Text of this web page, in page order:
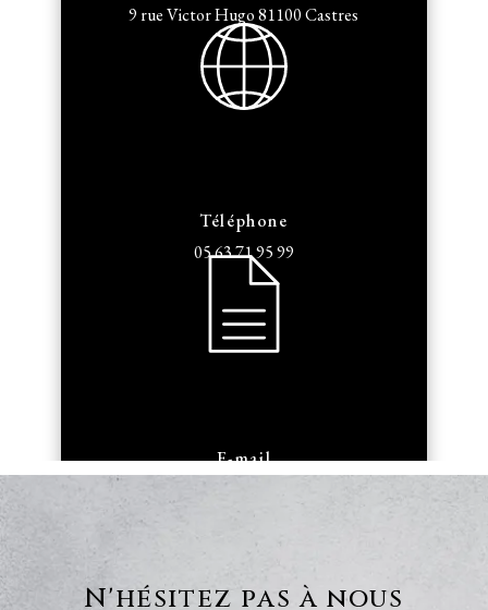
9 rue Victor Hugo 81100 Castres
Téléphone
05 63 71 95 99
E-mail
N'hésitez pas à nous